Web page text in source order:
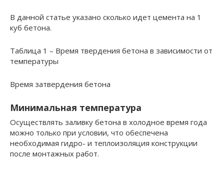
В данной статье указано сколько идет цемента на 1
куб бетона.
Таблица 1 – Время твердения бетона в зависимости от
температуры
Время затвердения бетона
Минимальная температура
Осуществлять заливку бетона в холодное время года
можно только при условии, что обеспечена
необходимая гидро- и теплоизоляция конструкции
после монтажных работ.